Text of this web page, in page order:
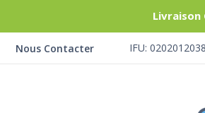
Livraison
Nous Contacter IFU: